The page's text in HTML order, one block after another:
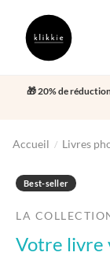
🎁 20% de
Accueil / Livres
Best-seller
LA
Votre livre